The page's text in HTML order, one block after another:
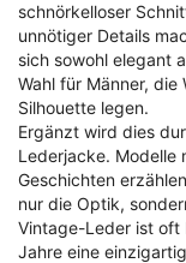
schnörkelloser
unnötiger Details
sich sowohl elegant
Wahl für Männer,
Silhouette legen.
Ergänzt wird dies
Lederjacke. Modelle
Geschichten
nur die Optik,
Vintage-Leder ist
Jahre eine